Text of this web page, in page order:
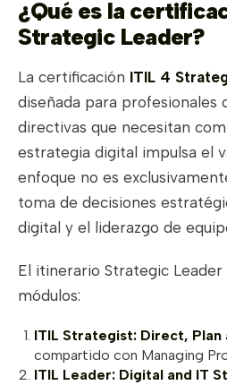
¿Qué es la
Strategic Leader?
La certificación ITIL 4
diseñada para profesionales
directivas que necesitan
estrategia digital impulsa el
enfoque no es
toma de decisiones
digital y el liderazgo de
El itinerario Strategic Leader
módulos:
ITIL Strategist: Direct, Plan
compartido con Managing
ITIL Leader: Digital and IT